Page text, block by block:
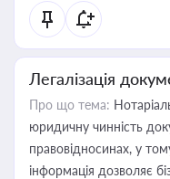
статусу суб'єктів
Легалізація
Про що тема:
юридичну чинність
правовідносинах, у
інформація дозволяє